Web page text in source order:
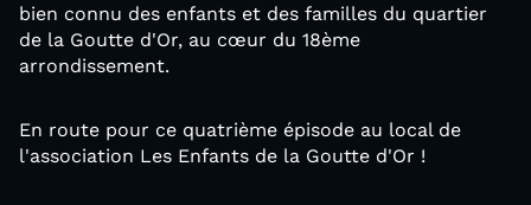
bien connu des enfants et des familles du quartier
de la Goutte d'Or, au cœur du 18ème
arrondissement.
En route pour ce quatrième épisode au local de
l'association Les Enfants de la Goutte d'Or !